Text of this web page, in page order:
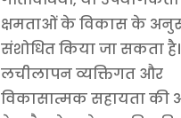
क्षमताओं के विकास के
संशोधित किया जा सकता
लचीलापन व्यक्तिगत और
विकासात्मक सहायता की